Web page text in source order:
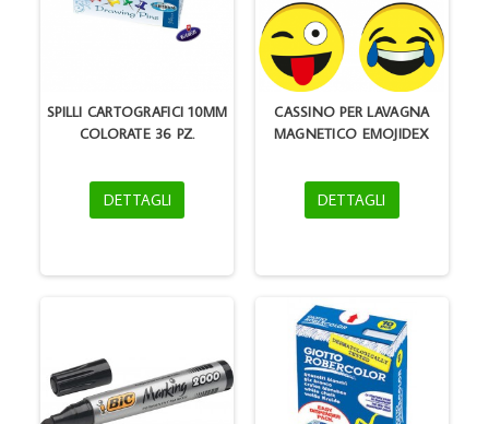
SPILLI CARTOGRAFICI 10MM
COLORATE 36 PZ.
DETTAGLI
CASSINO PER LAVAGNA
MAGNETICO EMOJIDEX
DETTAGLI